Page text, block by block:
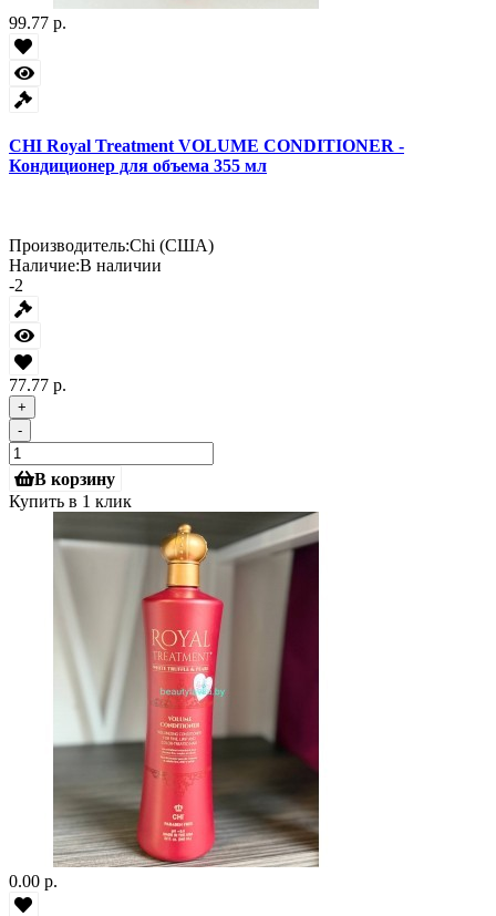
99.77 р.
CHI Royal Treatment VOLUME CONDITIONER -
Кондиционер для объема 355 мл
Производитель:Chi (США)
Наличие:В наличии
-2
77.77 р.
+
-
В корзину
Купить в 1 клик
0.00 р.